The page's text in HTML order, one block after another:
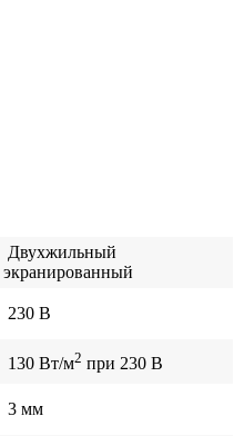
Двухжильный
экранированный
230 В
130 Вт/м2 при 230 В
3 мм